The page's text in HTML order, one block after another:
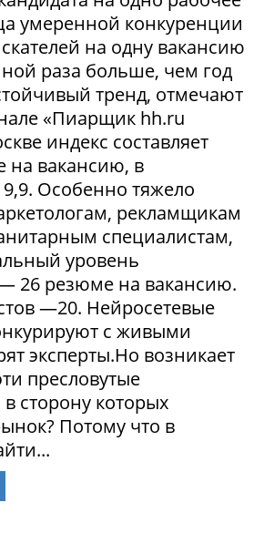
умеренной конкуренции
на одну вакансию
раза больше, чем год
тренд, отмечают
«Пиарщик hh.ru
индекс составляет
на вакансию, в
Особенно тяжело
рекламщикам
специалистам,
уровень
26 резюме на вакансию.
—20. Нейросетевые
с живыми
эксперты.Но возникает
пресловутые
сторону которых
Потому что в